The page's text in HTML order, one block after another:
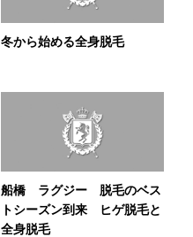
冬から始める全身脱毛
船橋 ラグジー 脱毛のベス
トシーズン到来 ヒゲ脱毛と
全身脱毛